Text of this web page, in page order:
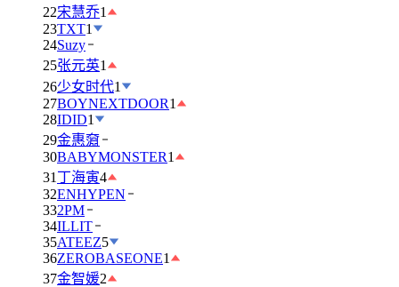
22宋慧乔1
23TXT1
24Suzy
25张元英1
26少女时代1
27BOYNEXTDOOR1
28IDID1
29金惠奫
30BABYMONSTER1
31 丁海寅4
32ENHYPEN
332PM
34ILLIT
35ATEEZ5
36ZEROBASEONE1
37金智媛2